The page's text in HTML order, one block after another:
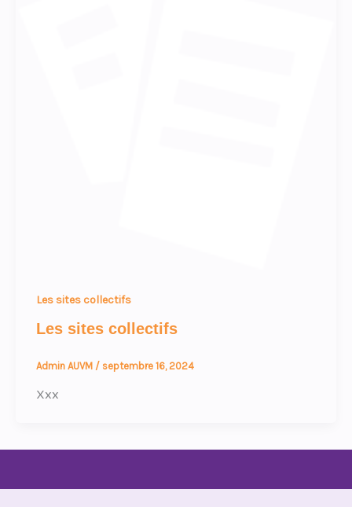
Les sites collectifs
Les sites collectifs
Admin AUVM / septembre 16, 2024
Xxx